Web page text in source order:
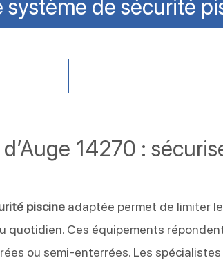
de sécurité
14270 :
piscine adaptée permet de limiter
quotidien. Ces équipements
ou semi-enterrées. Les spécialistes